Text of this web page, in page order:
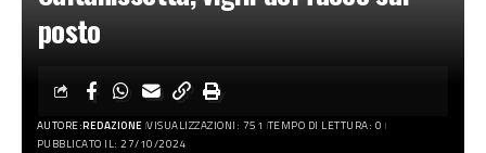
posto
AUTORE:REDAZIONE VISUALIZZAZIONI: 751 TEMPO DI LETTURA: 0
PUBBLICATO IL: 27/10/2024